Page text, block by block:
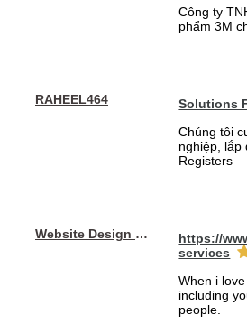
Công ty
phẩm 3M
RAHEEL464
Solutions
Chúng tôi
nghiệp, lắp
Registers
Website Design Services berin
https://
services
When i
including
people.